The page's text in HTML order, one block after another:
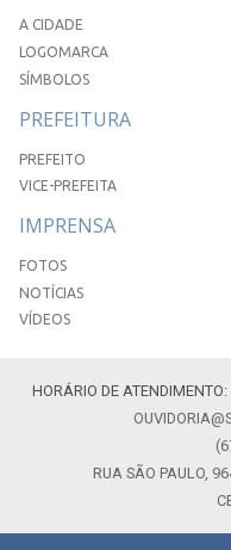
A CIDADE
LOGOMARCA
SÍMBOLOS
PREFEITURA
PREFEITO
VICE-PREFEITA
IMPRENSA
FOTOS
NOTÍCIAS
VÍDEOS
HORÁRIO DE
RUA SÃO PAULO,